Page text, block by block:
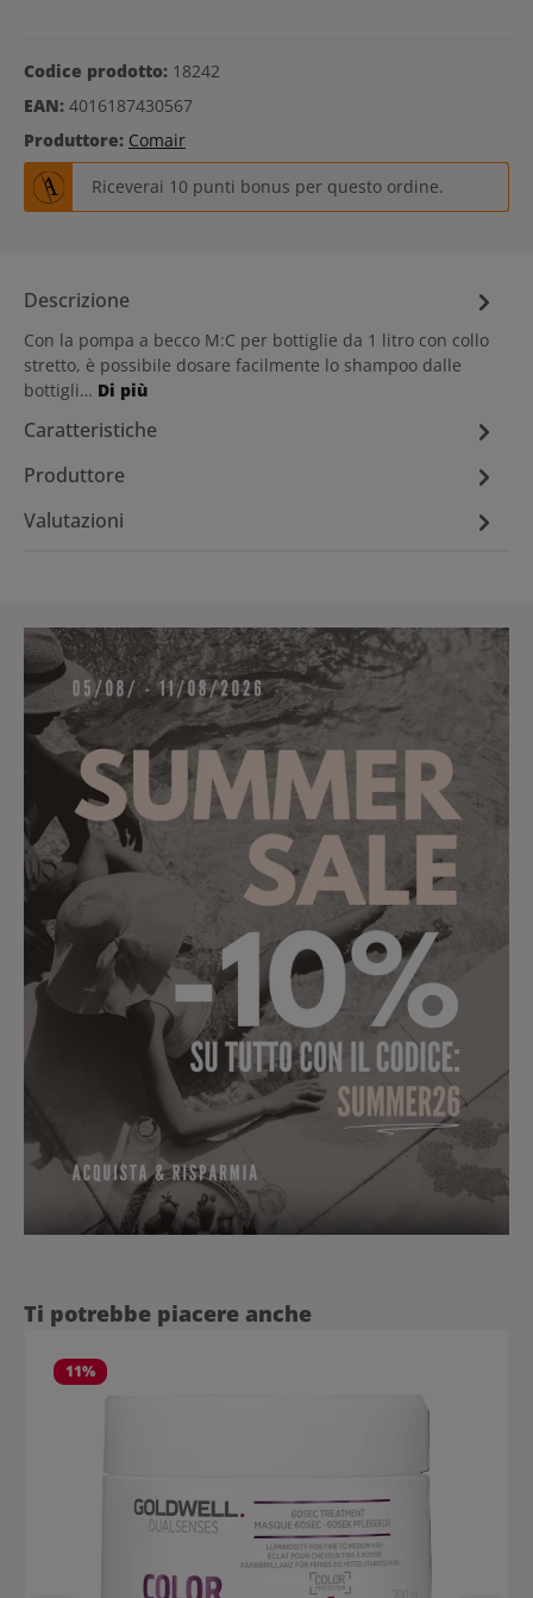
Codice prodotto: 18242
EAN: 4016187430567
Produttore: Comair
Riceverai 10 punti bonus per questo ordine.
Descrizione
Con la pompa a becco M:C per bottiglie da 1 litro con collo
stretto, è possibile dosare facilmente lo shampoo dalle
bottigli… Di più
Caratteristiche
Produttore
Valutazioni
Salta la galleria dei prodotti
Ti potrebbe piacere anche
11%